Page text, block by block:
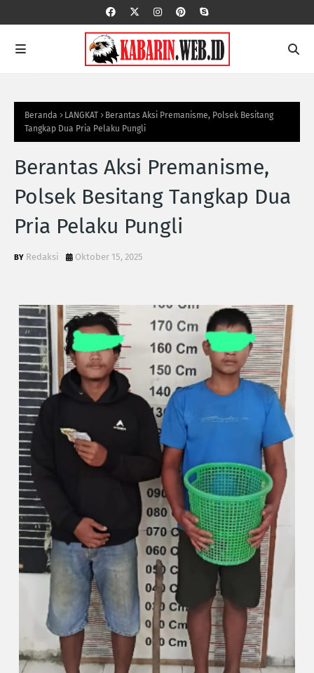
Beranda LANGKAT
Berantas Aksi Premanisme, Polsek Besitang
Tangkap Dua Pria Pelaku Pungli
Berantas Aksi Premanisme,
Polsek Besitang Tangkap Dua
Pria Pelaku Pungli
Redaksi Oktober 15, 2025